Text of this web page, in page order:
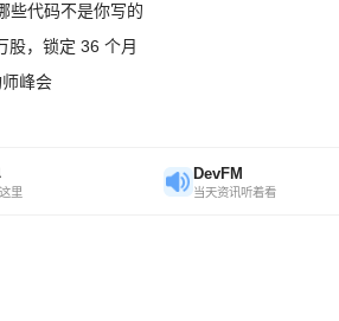
些代码不是你写的
股，锁定 36 个月
峰会
里
DevFM
当天资讯听着看